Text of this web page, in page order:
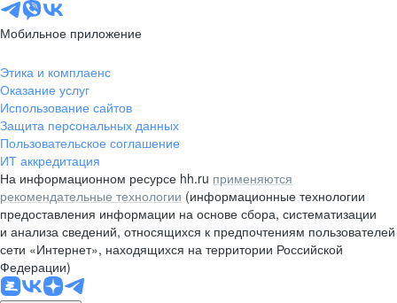
Мобильное приложение
Этика и комплаенс
Оказание услуг
Использование сайтов
Защита персональных данных
Пользовательское соглашение
ИТ аккредитация
На информационном ресурсе hh.ru применяются
рекомендательные технологии (информационные технологии
предоставления информации на основе сбора, систематизации
и анализа сведений, относящихся к предпочтениям пользователей
сети «Интернет», находящихся на территории Российской
Федерации)